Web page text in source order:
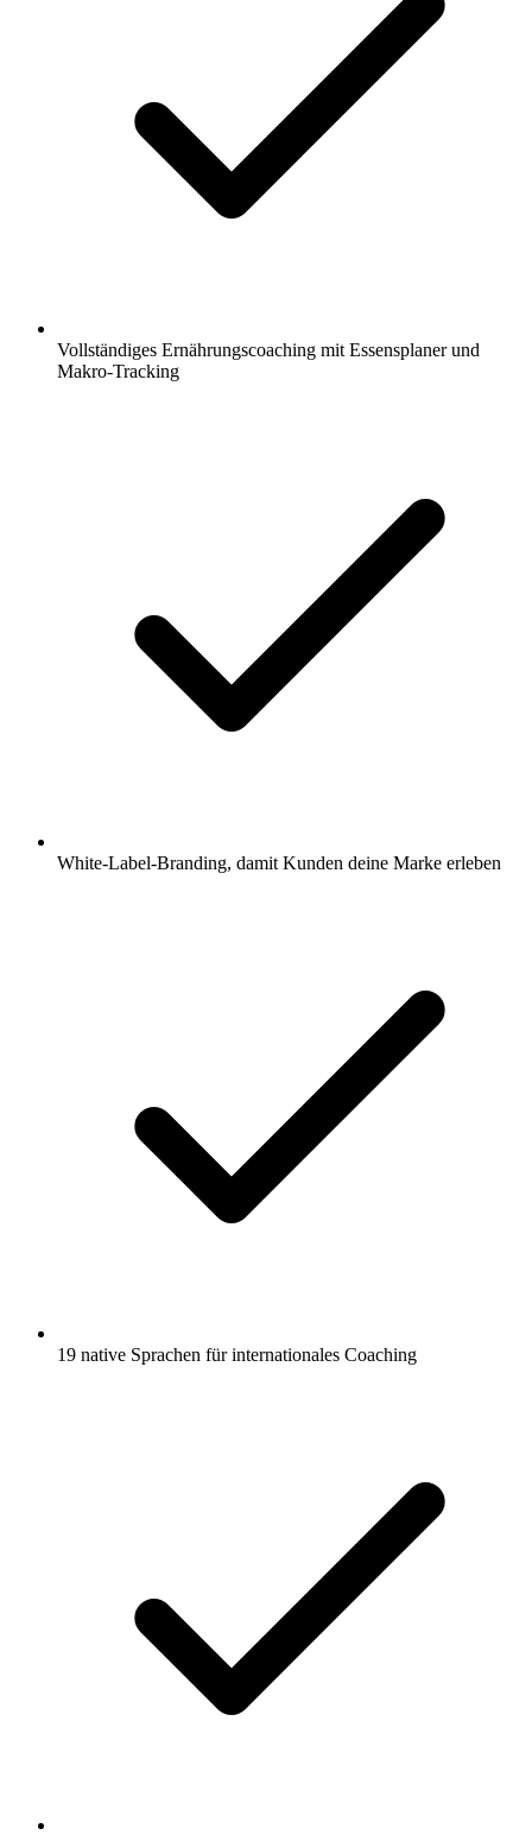
Vollständiges Ernährungscoaching mit Essensplaner und
Makro-Tracking
White-Label-Branding, damit Kunden deine Marke erleben
19 native Sprachen für internationales Coaching